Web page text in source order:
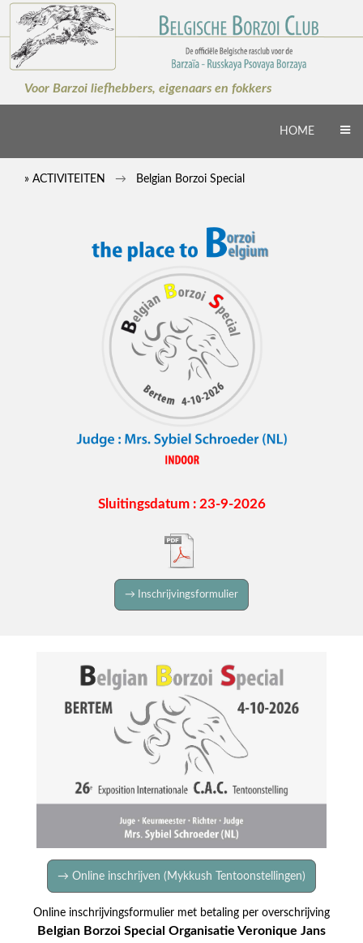
Voor Barzoi liefhebbers, eigenaars en fokkers
HOME
» ACTIVITEITEN Belgian Borzoi Special
Sluitingsdatum : 23-9-2026
→ Inschrijvingsformulier
→ Online inschrijven (Mykkush Tentoonstellingen)
Online inschrijvingsformulier met betaling per overschrijving
Belgian Borzoi Special Organisatie Veronique Jans